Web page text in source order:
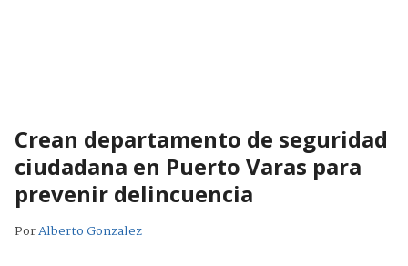
Crean departamento de seguridad
ciudadana en Puerto Varas para
prevenir delincuencia
PorAlberto Gonzalez